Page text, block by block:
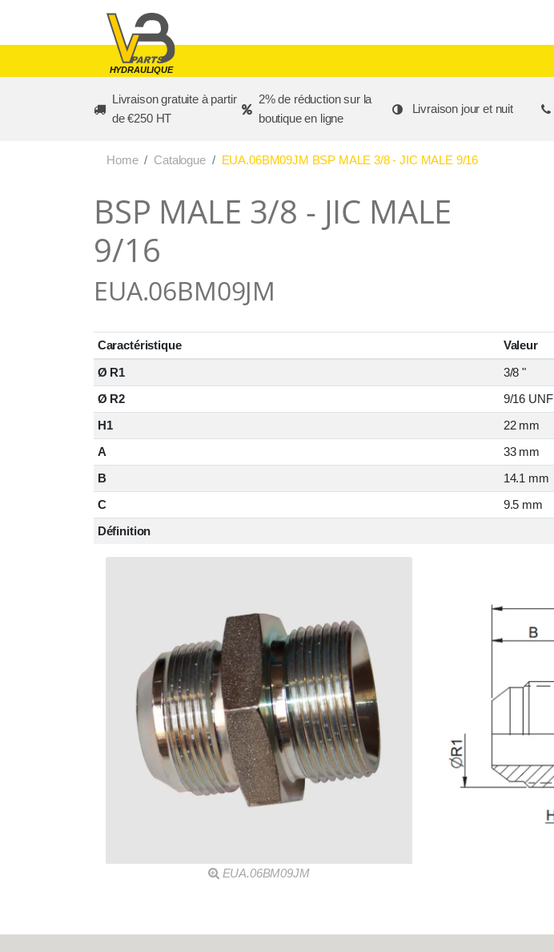
HYDRAULIQUE
Livraison gratuite à partir
de €250 HT
2% de réduction sur la
boutique en ligne
Livraison jour et nuit
Home Catalogue EUA.06BM09JM BSP MALE 3/8 - JIC MALE 9/16
BSP MALE 3/8 - JIC MALE
9/16
EUA.06BM09JM
Caractéristique
Valeur
Ø R1
3/8 "
Ø R2
9/16 UNF
H1
22 mm
A
33 mm
B
14.1 mm
C
9.5 mm
Définition
EUA.06BM09JM